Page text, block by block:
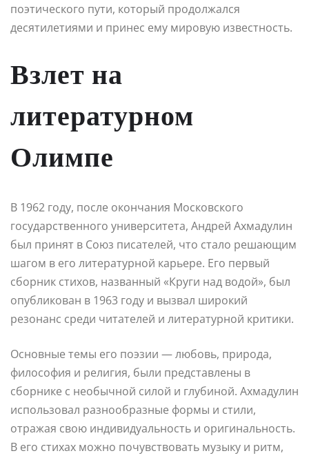
поэтического пути, который продолжался
десятилетиями и принес ему мировую известность.
Взлет на
литературном
Олимпе
В 1962 году, после окончания Московского
государственного университета, Андрей Ахмадулин
был принят в Союз писателей, что стало решающим
шагом в его литературной карьере. Его первый
сборник стихов, названный «Круги над водой», был
опубликован в 1963 году и вызвал широкий
резонанс среди читателей и литературной критики.
Основные темы его поэзии — любовь, природа,
философия и религия, были представлены в
сборнике с необычной силой и глубиной. Ахмадулин
использовал разнообразные формы и стили,
отражая свою индивидуальность и оригинальность.
В его стихах можно почувствовать музыку и ритм,